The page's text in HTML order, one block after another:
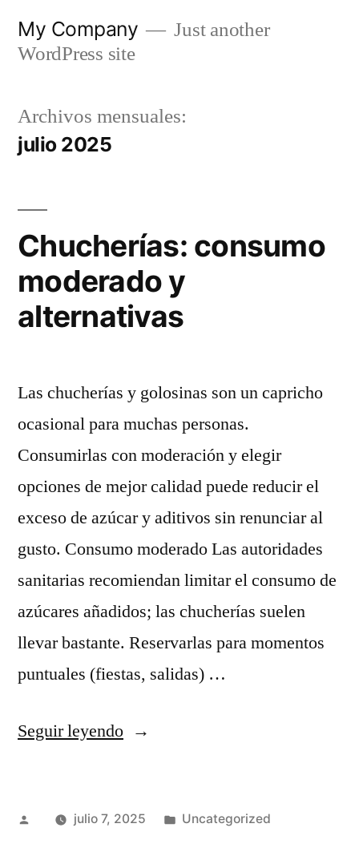
My Company
Just another
WordPress site
Archivos mensuales:
julio 2025
Chucherías: consumo
moderado y
alternativas
Las chucherías y golosinas son un capricho
ocasional para muchas personas.
Consumirlas con moderación y elegir
opciones de mejor calidad puede reducir el
exceso de azúcar y aditivos sin renunciar al
gusto. Consumo moderado Las autoridades
sanitarias recomiendan limitar el consumo de
azúcares añadidos; las chucherías suelen
llevar bastante. Reservarlas para momentos
puntuales (fiestas, salidas) …
Seguir leyendo«Chucherías:
y
Publicadojulio 7, 2025
Publicado
Uncategorized